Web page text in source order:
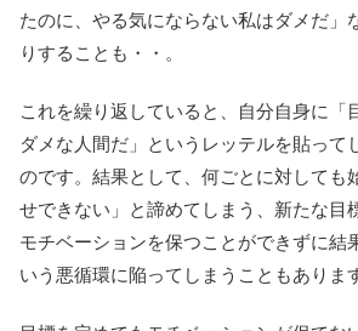
たのに、やる気にならない私はダメだ」
りすることも・・。
これを繰り返していると、自分自身に「
ダメな人間だ」というレッテルを貼って
のです。結果として、何ごとに対しても
せできない」と諦めてしまう、新たな目
モチベーションを保つことができずに結
いう悪循環に陥ってしまうこともありま